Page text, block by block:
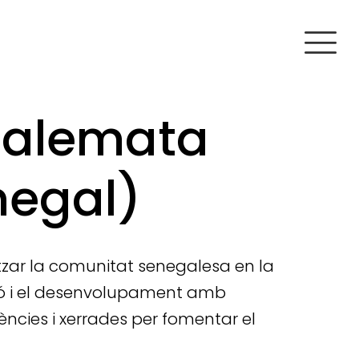
la comunitat senegalesa en la
i el desenvolupament amb
i xerrades per fomentar el